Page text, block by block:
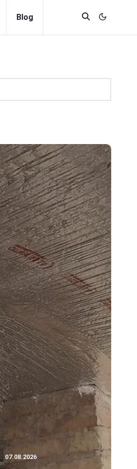
Blog
07.08.2026